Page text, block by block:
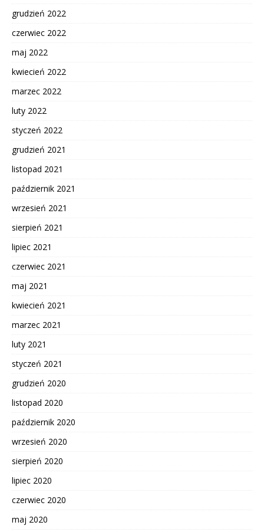
grudzień 2022
czerwiec 2022
maj 2022
kwiecień 2022
marzec 2022
luty 2022
styczeń 2022
grudzień 2021
listopad 2021
październik 2021
wrzesień 2021
sierpień 2021
lipiec 2021
czerwiec 2021
maj 2021
kwiecień 2021
marzec 2021
luty 2021
styczeń 2021
grudzień 2020
listopad 2020
październik 2020
wrzesień 2020
sierpień 2020
lipiec 2020
czerwiec 2020
maj 2020